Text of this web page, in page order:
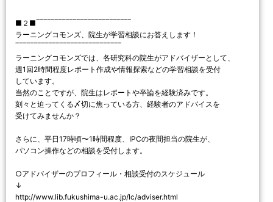
■２■‾‾‾‾‾‾‾‾‾‾‾‾‾‾‾‾‾‾‾‾‾‾‾‾‾‾
ラーニングコモンズ、院生が学習相談にお答えします！
‾‾‾‾‾‾‾‾‾‾‾‾‾‾‾‾‾‾‾‾‾‾‾‾‾‾‾‾‾
ラーニングコモンズでは、各研究科の院生がアドバイザーとして、
週1回2時間程度レポート作成や情報探索などの学習相談を受付
しています。
当然のことですが、院生はレポートや卒論を経験済みです。
刻々と迫ってくる〆切に焦っている方、経験者のアドバイスを
受けてみませんか？
さらに、平日17時頃〜1時間程度、IPCの夜間担当の院生が、
パソコン操作などの相談を受付します。
○アドバイザーのプロフィール・相談受付のスケジュール
↓
http://www.lib.fukushima-u.ac.jp/lc/adviser.html